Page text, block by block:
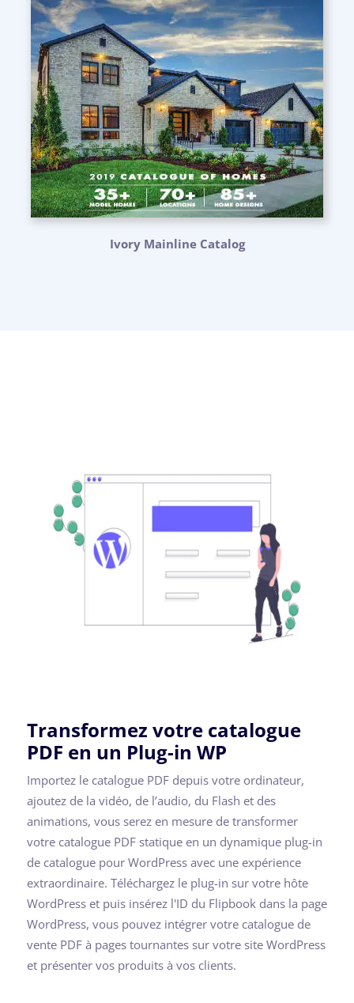
Ivory Mainline Catalog
Transformez votre catalogue
PDF en un Plug-in WP
Importez le catalogue PDF depuis votre ordinateur,
ajoutez de la vidéo, de l’audio, du Flash et des
animations, vous serez en mesure de transformer
votre catalogue PDF statique en un dynamique plug-in
de catalogue pour WordPress avec une expérience
extraordinaire. Téléchargez le plug-in sur votre hôte
WordPress et puis insérez l'ID du Flipbook dans la page
WordPress, vous pouvez intégrer votre catalogue de
vente PDF à pages tournantes sur votre site WordPress
et présenter vos produits à vos clients.